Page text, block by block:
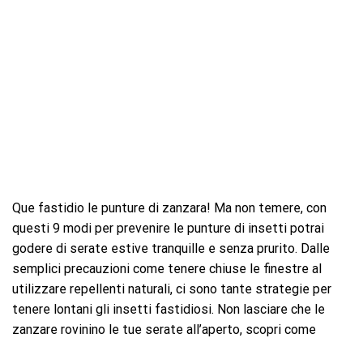
Que fastidio le punture di zanzara! Ma non temere, con
questi 9 modi per prevenire le punture di insetti potrai
godere di serate estive tranquille e senza prurito. Dalle
semplici precauzioni come tenere chiuse le finestre al
utilizzare repellenti naturali, ci sono tante strategie per
tenere lontani gli insetti fastidiosi. Non lasciare che le
zanzare rovinino le tue serate all’aperto, scopri come